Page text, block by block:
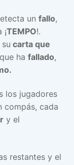
un fallo,
TEMPO!.
carta que
ha fallado,
los jugadores
compás, cada
y el
restantes y el